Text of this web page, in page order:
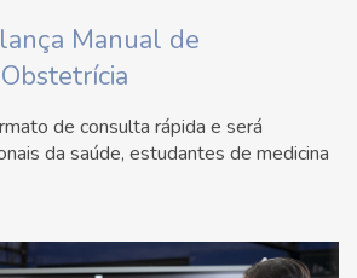
Manual de
de consulta rápida e será
da saúde, estudantes de medicina